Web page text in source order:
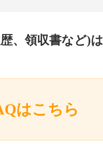
、領収書など)は
はこちら